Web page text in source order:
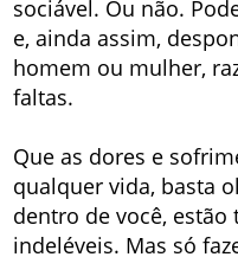
sociável. Ou não.
e, ainda assim,
homem ou mulher,
faltas.
Que as dores e
qualquer vida, basta
dentro de você, estão
indeléveis. Mas só